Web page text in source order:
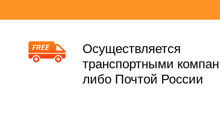
Осуществляется
транспортными
либо Почтой России